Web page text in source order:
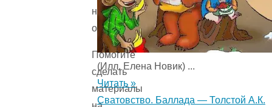
низкую
оценку!
Помогите
сделать
материалы
(Илл. Елена Новик) ...
Читать »
Сватовство. Баллада — Толстой А.К.